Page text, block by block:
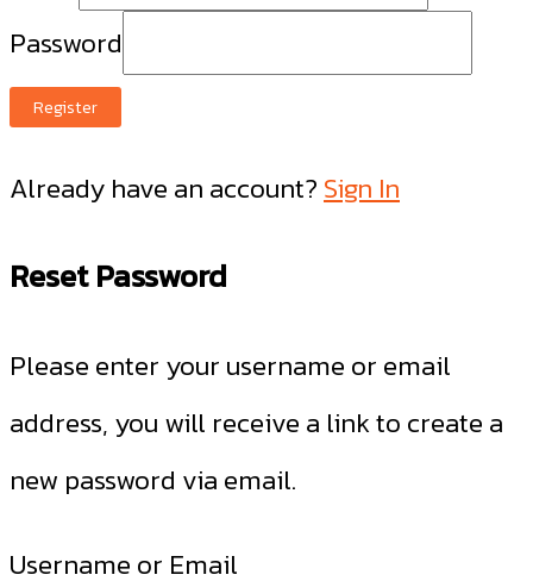
Password
Register
Already have an account? Sign In
Reset Password
Please enter your username or email
address, you will receive a link to create a
new password via email.
Username or Email